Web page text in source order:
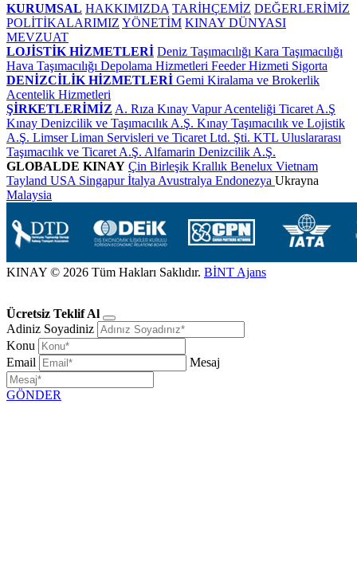
KURUMSAL HAKKIMIZDA TARİHÇEMİZ DEĞERLERİMİZ
POLİTİKALARIMIZ YÖNETİM KINAY DÜNYASI
MEVZUAT
LOJİSTİK HİZMETLERİ Deniz Taşımacılığı Kara Taşımacılığı
Hava Taşımacılığı Depolama Hizmetleri Feeder Hizmeti Sigorta
DENİZCİLİK HİZMETLERİ Gemi Kiralama ve Brokerlik
Acentelik Hizmetleri
ŞİRKETLERİMİZ A. Rıza Kınay Vapur Acenteliği Ticaret A.Ş
Kınay Denizcilik ve Taşımacılık A.Ş. Kınay Taşımacılık ve Lojistik
A.Ş. Limser Liman Servisleri ve Ticaret Ltd. Şti. KTL Uluslararası
Taşımacılık ve Ticaret A.Ş. Alfamarin Denizcilik A.Ş.
GLOBALDE KINAY Çin Birleşik Krallık Benelux Vietnam
Tayland USA Singapurİtalya Avustralya Endonezya Ukrayna
Malaysia
KINAY © 2026 Tüm Hakları Saklıdır. BİNT Ajans
Ücretsiz Teklif Al
Adiniz Soyadiniz
Konu
Email
Mesaj
GÖNDER